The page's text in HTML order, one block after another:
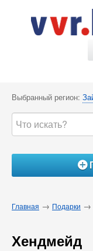
Выбранный регион:
Á
Главная → Подарки →
Хендмейд